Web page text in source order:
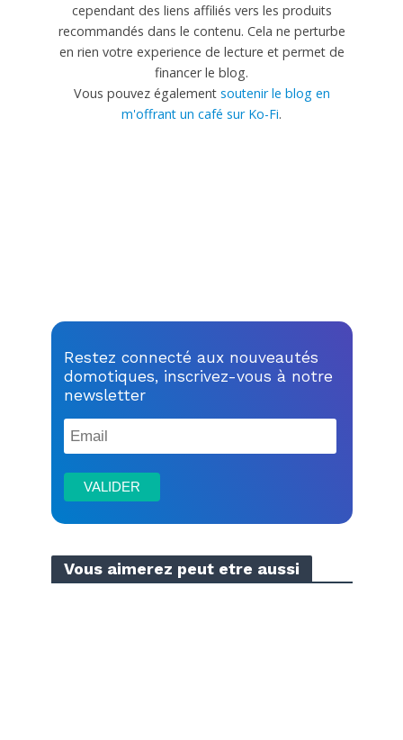
cependant des liens affiliés vers les produits
recommandés dans le contenu. Cela ne perturbe
en rien votre experience de lecture et permet de
financer le blog.
Vous pouvez également soutenir le blog en
m'offrant un café sur Ko-Fi.
Restez connecté aux nouveautés
domotiques, inscrivez-vous à notre
newsletter
Vous aimerez peut etre aussi